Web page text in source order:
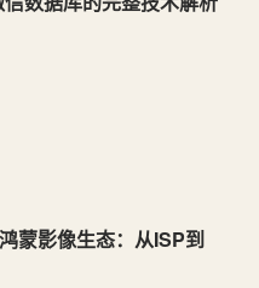
蒙影像生态：从ISP到